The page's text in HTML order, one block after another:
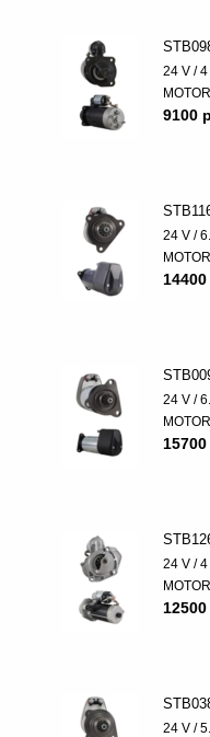
24 V /
9100
24 V /
24 V /
24 V /
24 V /